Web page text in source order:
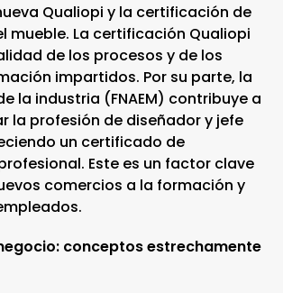
Qualiopi y la certificación de
mueble. La certificación Qualiopi
de los procesos y de los
impartidos. Por su parte, la
la industria (FNAEM) contribuye a
la profesión de diseñador y jefe
un certificado de
Este es un factor clave
comercios a la formación y
conceptos estrechamente